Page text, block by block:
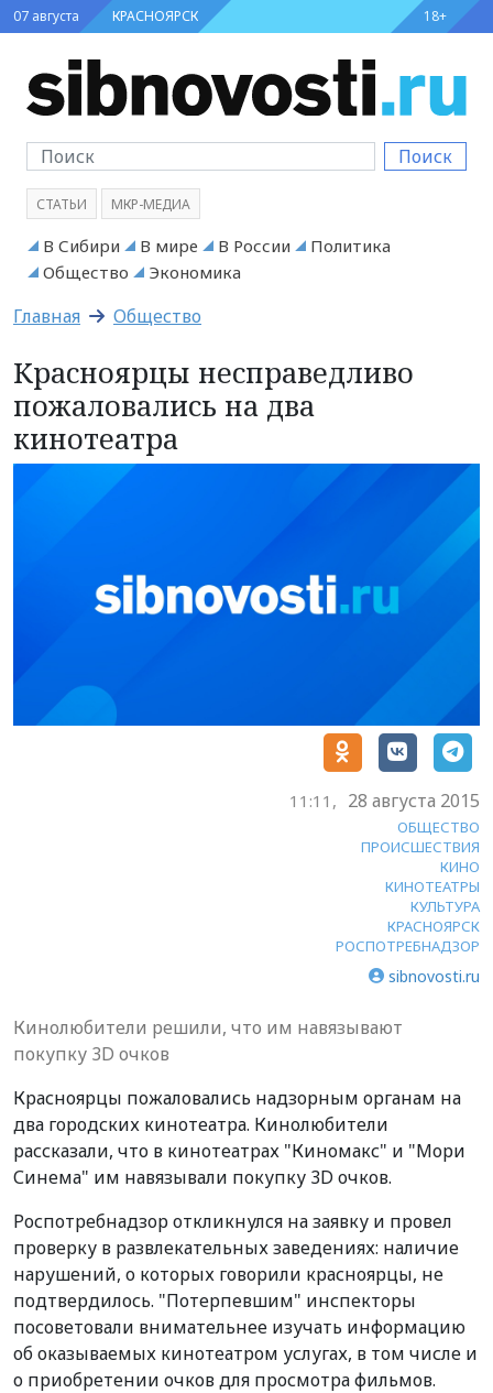
07 августа КРАСНОЯРСК 18+
Поиск
СТАТЬИ МКР-МЕДИА
В Сибири В мире В России
Политика
Общество
Экономика
Главная Общество
Красноярцы несправедливо
пожаловались на два
кинотеатра
11:11, 28 августа 2015
ОБЩЕСТВО
ПРОИСШЕСТВИЯ
КИНО
КИНОТЕАТРЫ
КУЛЬТУРА
КРАСНОЯРСК
РОСПОТРЕБНАДЗОР
sibnovosti.ru
Кинолюбители решили, что им навязывают
покупку 3D очков
Красноярцы пожаловались надзорным органам на
два городских кинотеатра. Кинолюбители
рассказали, что в кинотеатрах "Киномакс" и "Мори
Синема" им навязывали покупку 3D очков.
Роспотребнадзор откликнулся на заявку и провел
проверку в развлекательных заведениях: наличие
нарушений, о которых говорили красноярцы, не
подтвердилось. "Потерпевшим" инспекторы
посоветовали внимательнее изучать информацию
об оказываемых кинотеатром услугах, в том числе и
о приобретении очков для просмотра фильмов.